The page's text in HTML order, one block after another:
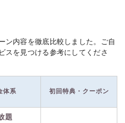
ン内容を徹底比較しました。ご自
スを見つける参考にしてくださ
体系 初回特典・クーポン
題